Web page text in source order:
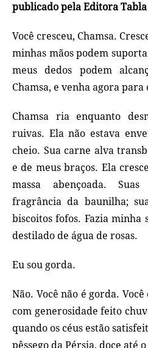
publicado pela Editora Tabla
Você cresceu, Chamsa.
minhas mãos podem
meus dedos podem
Chamsa, e venha agora para
Chamsa ria enquanto
ruivas. Ela não estava
cheio. Sua carne alva
e de meus braços. Ela
massa abençoada.
fragrância da baunilha;
biscoitos fofos. Fazia
destilado de água de rosas.
Eu sou gorda.
Não. Você não é gorda.
com generosidade feito
quando os céus estão
pêssego da Pérsia, doce até